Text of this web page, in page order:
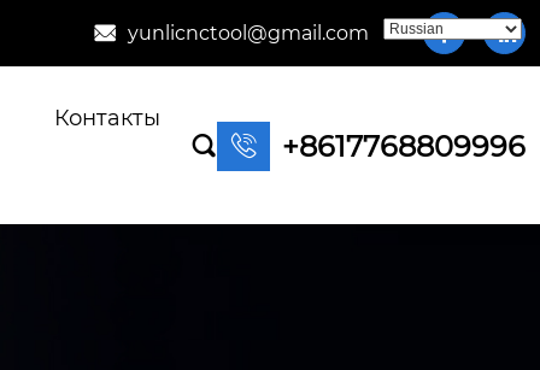
 yunlicnctool@gmail.com  
Контакты
  +8617768809996